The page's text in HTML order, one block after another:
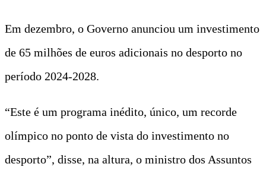
Em dezembro, o Governo anunciou um investimento
de 65 milhões de euros adicionais no desporto no
período 2024-2028.
“Este é um programa inédito, único, um recorde
olímpico no ponto de vista do investimento no
desporto”, disse, na altura, o ministro dos Assuntos